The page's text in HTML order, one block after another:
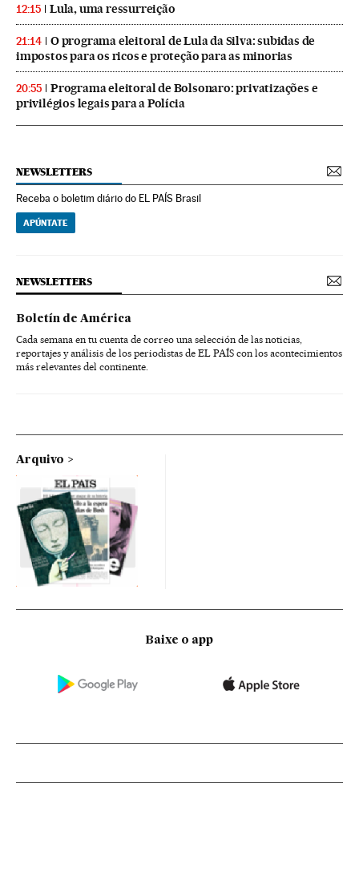
12:15 Lula, uma ressurreição
21:14
O programa eleitoral de Lula da Silva: subidas de
impostos para os ricos e proteção para as minorias
20:55
Programa eleitoral de Bolsonaro: privatizações e
privilégios legais para a Polícia
NEWSLETTERS
Receba o boletim diário do EL PAÍS Brasil
APÚNTATE
NEWSLETTERS
Boletín de América
Cada semana en tu cuenta de correo una selección de las noticias,
reportajes y análisis de los periodistas de EL PAÍS con los acontecimientos
más relevantes del continente.
Arquivo
Baixe o app